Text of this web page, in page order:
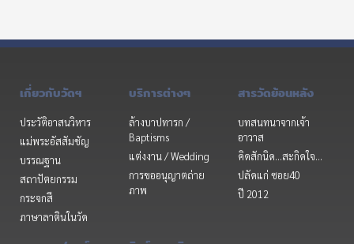
เกี่ยวกับวัดฯ
ประวัติอาสนวิหาร
แม่พระอัสสัมชัญ
บรรณฐาน
สถาปัตยกรรม
กระจกสี
ภาษาลาตินในวัด
บริการต่างๆ
ล้างบาปทารก /
Baptisms
แต่งงาน / Wedding
การขออนุญาตถ่าย
ภาพ
สารวัดย้อนหลัง
บทสนทนาจากเจ้า
อาวาส
คิดสักนิด...สะกิดใจ...
ปลัดแก่ ซอย40
ปี 2012